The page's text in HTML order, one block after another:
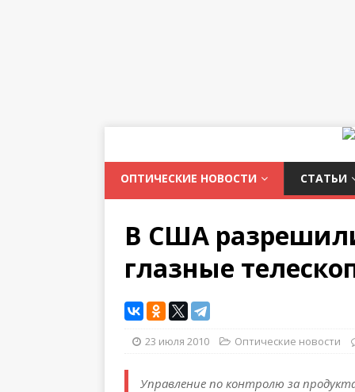
ОПТИЧЕСКИЕ НОВОСТИ СТАТЬИ
В США
глазные
23 июля 2010 Оптические новости
Управление по контролю за